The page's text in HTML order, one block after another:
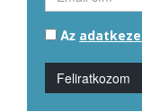
Az
Feliratkozom